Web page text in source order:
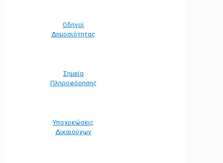
Οδηγοί
Δημοσιότητας
Σημεία
Πληροφόρησης
Υποχρεώσεις
Δικαιούχων